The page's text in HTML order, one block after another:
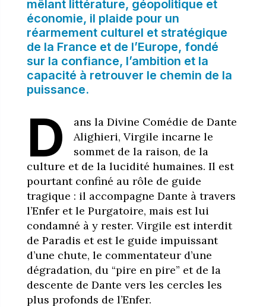
mêlant littérature, géopolitique et
économie, il plaide pour un
réarmement culturel et stratégique
de la France et de l’Europe, fondé
sur la confiance, l’ambition et la
capacité à retrouver le chemin de la
puissance.
D
ans la Divine Comédie de Dante
Alighieri, Virgile incarne le
sommet de la raison, de la
culture et de la lucidité humaines. Il est
pourtant confiné au rôle de guide
tragique : il accompagne Dante à travers
l’Enfer et le Purgatoire, mais est lui
condamné à y rester. Virgile est interdit
de Paradis et est le guide impuissant
d’une chute, le commentateur d’une
dégradation, du “pire en pire” et de la
descente de Dante vers les cercles les
plus profonds de l’Enfer.